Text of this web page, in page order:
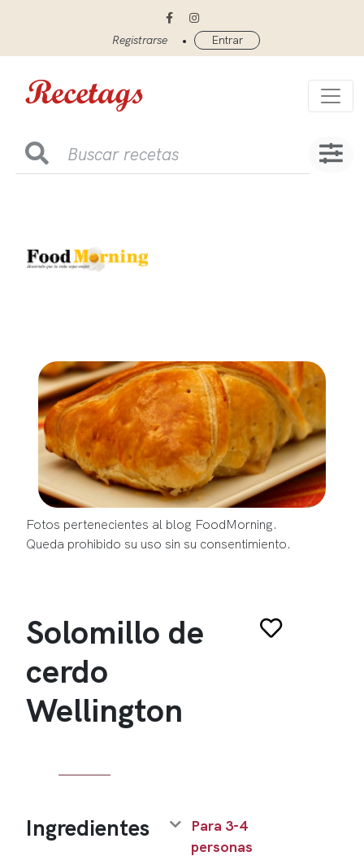
Registrarse • Entrar
Fotos pertenecientes al blog FoodMorning.
Queda prohibido su uso sin su consentimiento.
Solomillo de
cerdo
Wellington
Ingredientes
Para 3-4
personas